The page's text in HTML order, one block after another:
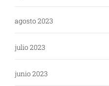
agosto 2023
julio 2023
junio 2023